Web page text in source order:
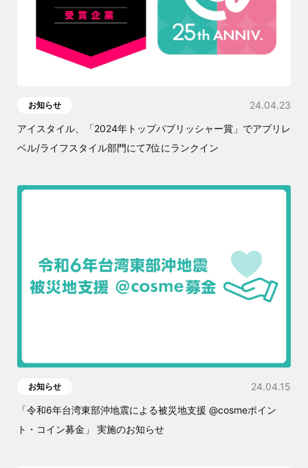
お知らせ
24.04.23
アイスタイル、「2024年トップパブリッシャー賞」でアプリレ
ベル/ライフスタイル部門にて7位にランクイン
お知らせ
24.04.15
「令和6年台湾東部沖地震による被災地支援 @cosmeポイン
ト・コイン募金」 実施のお知らせ